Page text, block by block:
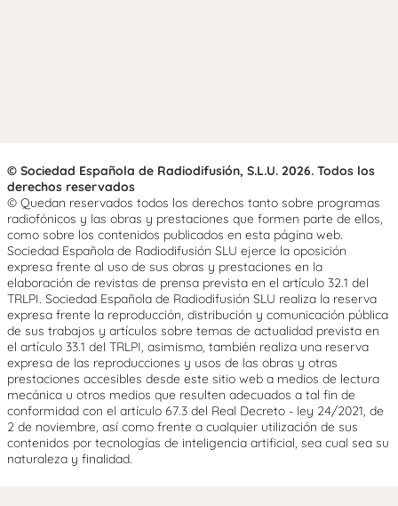
© Sociedad Española de Radiodifusión, S.L.U. 2026. Todos los
derechos reservados
© Quedan reservados todos los derechos tanto sobre programas
radiofónicos y las obras y prestaciones que formen parte de ellos,
como sobre los contenidos publicados en esta página web.
Sociedad Española de Radiodifusión SLU ejerce la oposición
expresa frente al uso de sus obras y prestaciones en la
elaboración de revistas de prensa prevista en el artículo 32.1 del
TRLPI. Sociedad Española de Radiodifusión SLU realiza la reserva
expresa frente la reproducción, distribución y comunicación pública
de sus trabajos y artículos sobre temas de actualidad prevista en
el artículo 33.1 del TRLPI, asimismo, también realiza una reserva
expresa de las reproducciones y usos de las obras y otras
prestaciones accesibles desde este sitio web a medios de lectura
mecánica u otros medios que resulten adecuados a tal fin de
conformidad con el artículo 67.3 del Real Decreto - ley 24/2021, de
2 de noviembre, así como frente a cualquier utilización de sus
contenidos por tecnologías de inteligencia artificial, sea cual sea su
naturaleza y finalidad.